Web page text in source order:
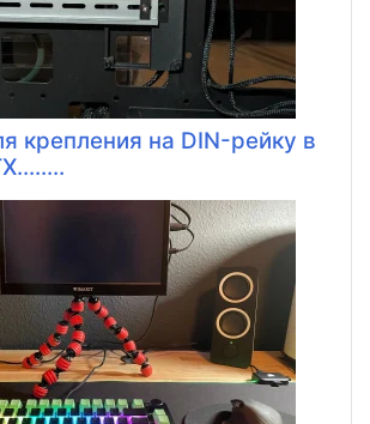
крепления на DIN-рейку в